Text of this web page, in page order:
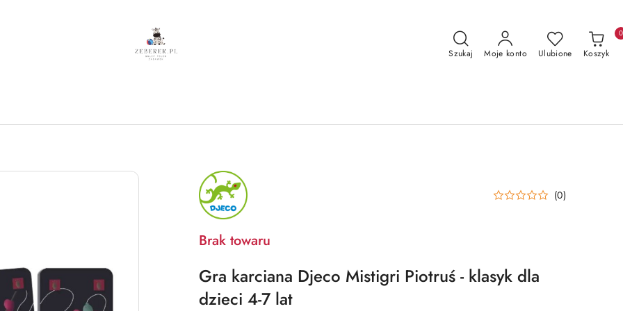
Szukaj Moje konto Ulubione Koszyk
0
NAZWA
PRODUCENTA:
DJECO (0)
Brak towaru
Gra karciana Djeco Mistigri Piotruś - klasyk dla
dzieci 4-7 lat